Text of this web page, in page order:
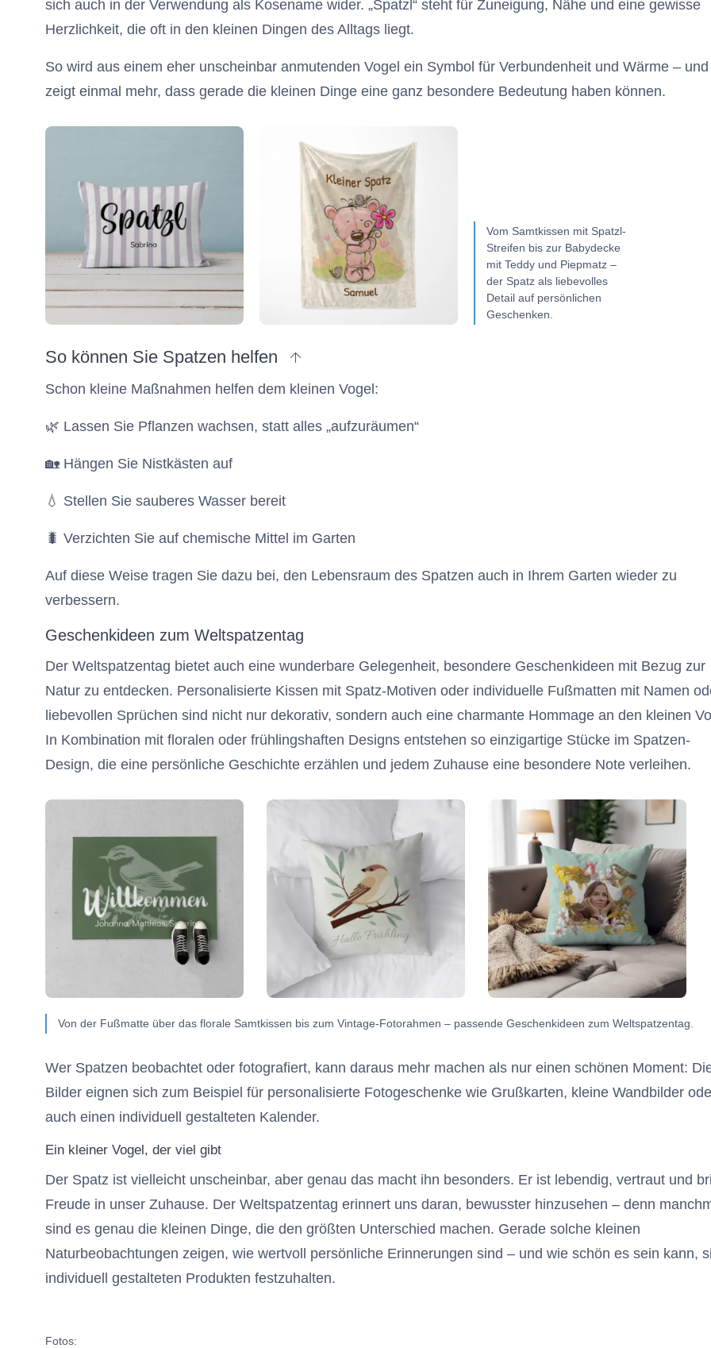
sich auch in der Verwendung als Kosename wider. „Spatzl“ steht für Zuneigung, Nähe und eine gewisse
Herzlichkeit, die oft in den kleinen Dingen des Alltags liegt.
So wird aus einem eher unscheinbar anmutenden Vogel ein Symbol für Verbundenheit und Wärme – und
zeigt einmal mehr, dass gerade die kleinen Dinge eine ganz besondere Bedeutung haben können.
Vom Samtkissen mit Spatzl-
Streifen bis zur Babydecke
mit Teddy und Piepmatz –
der Spatz als liebevolles
Detail auf persönlichen
Geschenken.
So können Sie Spatzen helfen
Schon kleine Maßnahmen helfen dem kleinen Vogel:
🌿 Lassen Sie Pflanzen wachsen, statt alles „aufzuräumen“
🏡 Hängen Sie Nistkästen auf
💧 Stellen Sie sauberes Wasser bereit
🐛 Verzichten Sie auf chemische Mittel im Garten
Auf diese Weise tragen Sie dazu bei, den Lebensraum des Spatzen auch in Ihrem Garten wieder zu
verbessern.
Geschenkideen zum Weltspatzentag
Der Weltspatzentag bietet auch eine wunderbare Gelegenheit, besondere Geschenkideen mit Bezug zur
Natur zu entdecken. Personalisierte Kissen mit Spatz-Motiven oder individuelle Fußmatten mit Namen
liebevollen Sprüchen sind nicht nur dekorativ, sondern auch eine charmante Hommage an den kleinen
In Kombination mit floralen oder frühlingshaften Designs entstehen so einzigartige Stücke im Spatzen-
Design, die eine persönliche Geschichte erzählen und jedem Zuhause eine besondere Note verleihen.
Von der Fußmatte über das florale Samtkissen bis zum Vintage-Fotorahmen – passende Geschenkideen zum Weltspatzentag.
Wer Spatzen beobachtet oder fotografiert, kann daraus mehr machen als nur einen schönen Moment:
Bilder eignen sich zum Beispiel für personalisierte Fotogeschenke wie Grußkarten, kleine Wandbilder
auch einen individuell gestalteten Kalender.
Ein kleiner Vogel, der viel gibt
Der Spatz ist vielleicht unscheinbar, aber genau das macht ihn besonders. Er ist lebendig, vertraut und
Freude in unser Zuhause. Der Weltspatzentag erinnert uns daran, bewusster hinzusehen – denn
sind es genau die kleinen Dinge, die den größten Unterschied machen. Gerade solche kleinen
Naturbeobachtungen zeigen, wie wertvoll persönliche Erinnerungen sind – und wie schön es sein kann,
individuell gestalteten Produkten festzuhalten.
Fotos: